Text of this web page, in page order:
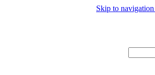
Skip to navigation